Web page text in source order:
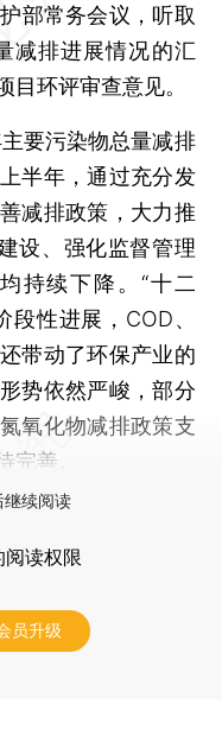
部常务会议，听取
减排进展情况的汇
目环评审查意见。
要污染物总量减排
半年，通过充分发
减排政策，大力推
设、强化监督管理
持续下降。“十二
性进展，COD、
带动了环保产业的
势依然严峻，部分
氧化物减排政策支
完善。
继续阅读
阅读权限
员升级